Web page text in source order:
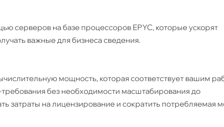
серверов на базе процессоров EPYC, которые ускорят
важные для бизнеса сведения.
мощность, которая соответствует вашим
без необходимости масштабирования до
затраты на лицензирование и сократить потребляемая